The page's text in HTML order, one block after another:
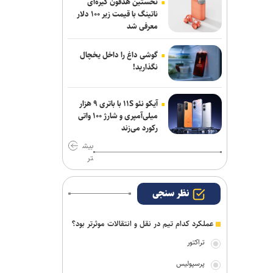
امیرحسین زارع؛ از استقلال تا بانک شهر؛
سامانه‌ باز و عدم رسمی شدن هیچ
قراردادی!
تور جهانی تنیس صربستان| یزدانی با عبور
از روسیه به مراکش رسید
ناتینگ با قیمت زیر ۱۰۰ دلار
معرفی شد
گوشی داغ را داخل یخچال
نگذارید!
آیکو نئو ۱۱S با باتری ۹ هزار
میلی‌آمپری و شارژ ۱۰۰ واتی
رکورد می‌زند
بیش
تر
نظر سنجی
عملکرد کدام تیم در نقل و انتقالات موثرتر بود؟
تراکتور
پرسپولیس